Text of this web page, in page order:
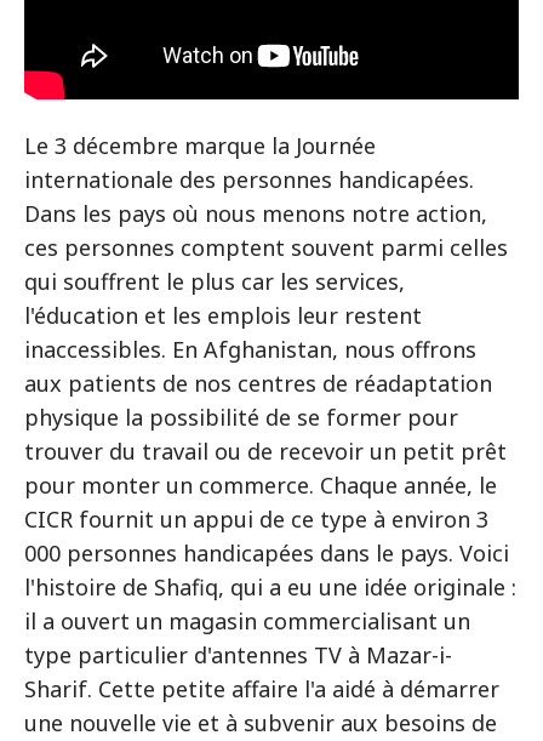
Le 3 décembre marque la Journée
internationale des personnes handicapées.
Dans les pays où nous menons notre action,
ces personnes comptent souvent parmi celles
qui souffrent le plus car les services,
l'éducation et les emplois leur restent
inaccessibles. En Afghanistan, nous offrons
aux patients de nos centres de réadaptation
physique la possibilité de se former pour
trouver du travail ou de recevoir un petit prêt
pour monter un commerce. Chaque année, le
CICR fournit un appui de ce type à environ 3
000 personnes handicapées dans le pays. Voici
l'histoire de Shafiq, qui a eu une idée originale :
il a ouvert un magasin commercialisant un
type particulier d'antennes TV à Mazar-i-
Sharif. Cette petite affaire l'a aidé à démarrer
une nouvelle vie et à subvenir aux besoins de